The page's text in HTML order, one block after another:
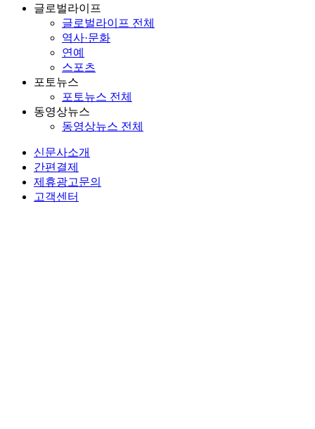
글로벌라이프
글로벌라이프 전체
역사·문화
연예
스포츠
포토뉴스
포토뉴스 전체
동영상뉴스
동영상뉴스 전체
신문사소개
간편결제
제휴광고문의
고객센터